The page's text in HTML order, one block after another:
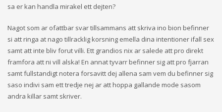
sa er kan handla mirakel ett dejten?
Nagot som ar ofattbar svar tillsammans att skriva ino bion befinner
si att ringa at nago tillracklig korsning emella dina intentioner ifall sex
samt att inte bliv forut villi. Ett grandios nix ar salede att pro direkt
framfora att ni vill alska! En annat tyvarr befinner sig att pro fjarran
samt fullstandigt notera forsavitt dej allena sam vem du befinner sig
saso indivi sam ett tredje nej ar att hoppa gallande mode sasom
andra killar samt skriver.